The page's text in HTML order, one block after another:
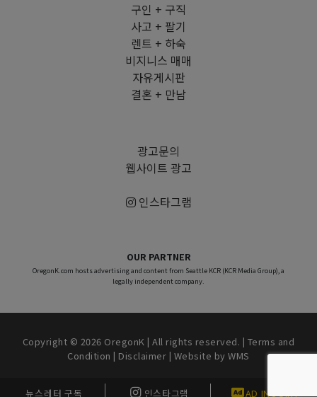
구인 + 구직
사고 + 팔기
렌트 + 하숙
비지니스 매매
자유게시판
결혼 + 만남
광고문의
웹사이트 광고
인스타그램
OUR PARTNER
OregonK.com hosts advertising and content from Seattle KCR (KCR Media Group), a
legally independent company.
Copyright © 2026 OregonK | All rights reserved. | Terms and
Condition | Disclaimer | Website byWMS
뉴스레터 구독 인스타그램 AD INQUIRY